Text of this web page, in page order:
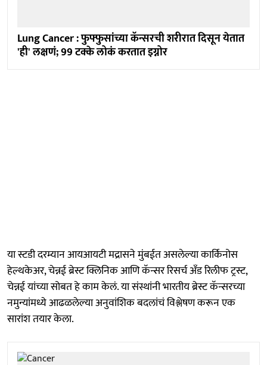
Lung Cancer : फुफ्फुसांच्या कॅन्सरची शरीरात दिसून येतात
'ही' लक्षणं; 99 टक्के लोकं करतात इग्नोर
या स्टडी दरम्यान आयआयटी मद्रासने मुंबईत असलेल्या कार्किनोस
हेल्थकेअर, चेन्नई ब्रेस्ट क्लिनिक आणि कॅन्सर रिसर्च अँड रिलीफ ट्रस्ट,
चेन्नई यांच्या सोबत हे काम केलं. या संस्थांनी भारतीय ब्रेस्ट कॅन्सरच्या
नमुन्यांमध्ये आढळलेल्या अनुवांशिक बदलांचं विश्लेषण करून एक
सारांश तयार केला.